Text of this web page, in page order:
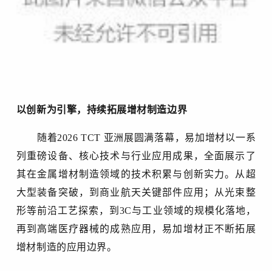
以创新为引擎，持续拓展增材制造边界
随着2026 TCT 亚洲展圆满落幕，易加增材以一系
列重磅设备、核心技术与行业应用成果，全面展示了
其在金属增材制造领域的技术积累与创新实力。从超
大型装备突破，到商业航天关键部件应用；从光束整
形等前沿工艺探索，到3C与工业领域的规模化落地，
再到高端医疗器械的成熟应用，易加增材正不断拓展
增材制造的应用边界。